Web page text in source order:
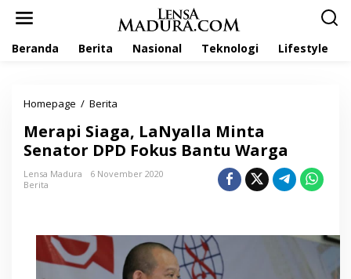
Beranda Berita Nasional Teknologi Lifestyle
Homepage / Berita
r
a
p
i
Merapi Siaga, LaNyalla Minta
Senator DPD Fokus Bantu Warga
Lensa Madura
6 November 2020
Berita